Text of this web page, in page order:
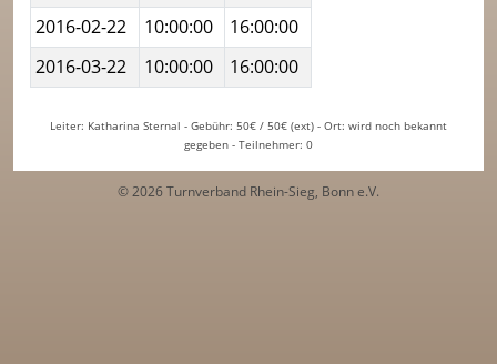
2016-02-22
10:00:00
16:00:00
2016-03-22
10:00:00 16:00:00
Leiter: Katharina Sternal - Gebühr: 50€ / 50€ (ext) - Ort: wird noch bekannt
gegeben - Teilnehmer: 0
© 2026 Turnverband Rhein-Sieg, Bonn e.V.